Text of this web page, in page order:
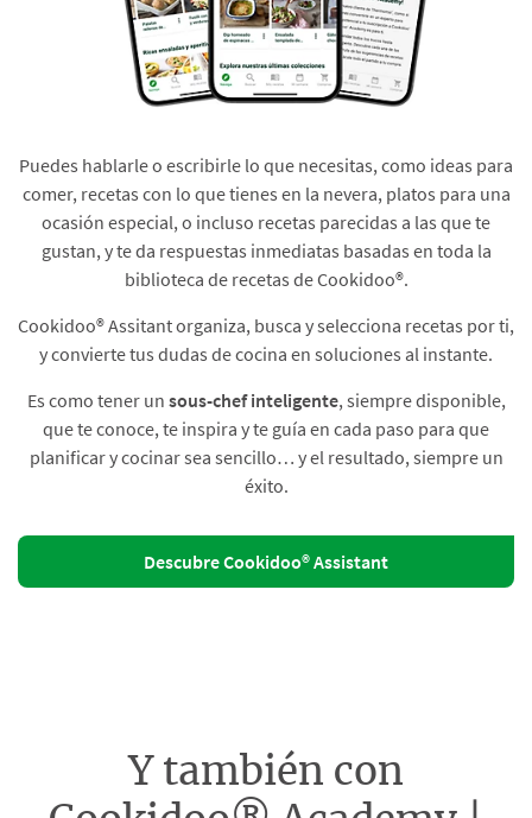
Puedes hablarle o escribirle lo que necesitas, como ideas para
comer, recetas con lo que tienes en la nevera, platos para una
ocasión especial, o incluso recetas parecidas a las que te
gustan, y te da respuestas inmediatas basadas en toda la
biblioteca de recetas de Cookidoo®.​
Cookidoo® Assitant organiza, busca y selecciona recetas por ti,
y convierte tus dudas de cocina en soluciones al instante.​
Es como tener un sous-chef inteligente, siempre disponible,
que te conoce, te inspira y te guía en cada paso para que
planificar y cocinar sea sencillo… y el resultado, siempre un
éxito.
Descubre Cookidoo® Assistant
Y también con